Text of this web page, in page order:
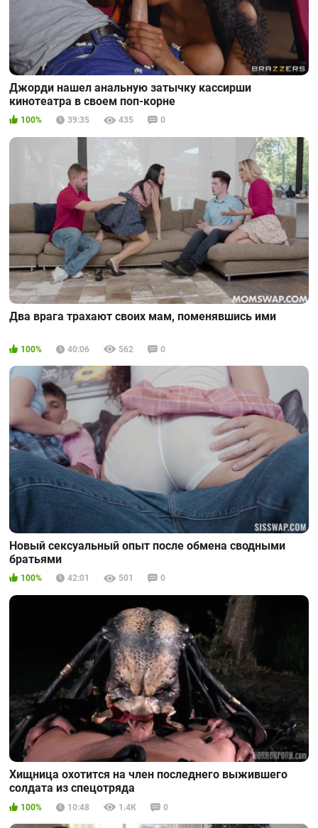
Джорди нашел анальную затычку кассирши
кинотеатра в своем поп-корне
100% 39:35 435 0
Два врага трахают своих мам, поменявшись ими
100% 40:06 562 0
Новый сексуальный опыт после обмена сводными
братьями
100% 42:01 501 0
Хищница охотится на член последнего выжившего
солдата из спецотряда
100% 10:48 1.4К 0